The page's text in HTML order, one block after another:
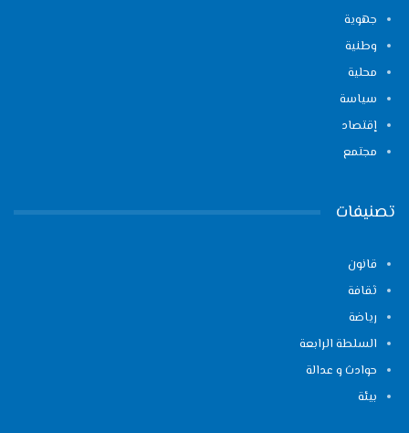
جهوية
وطنية
محلية
سياسة
إقتصاد
مجتمع
تصنيفات
قانون
ثقافة
رياضة
السلطة الرابعة
حوادث و عدالة
بيئة